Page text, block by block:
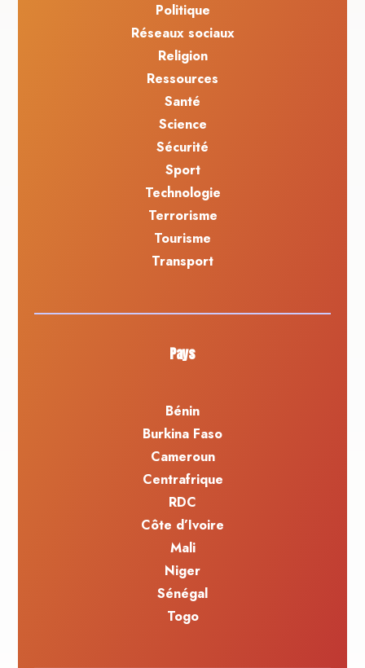
Politique
Réseaux sociaux
Religion
Ressources
Santé
Science
Sécurité
Sport
Technologie
Terrorisme
Tourisme
Transport
Pays
Bénin
Burkina Faso
Cameroun
Centrafrique
RDC
Côte d’Ivoire
Mali
Niger
Sénégal
Togo